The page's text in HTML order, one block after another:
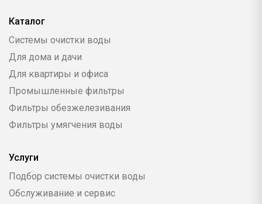
Каталог
Системы очистки воды
Для дома и дачи
Для квартиры и офиса
Промышленные фильтры
Фильтры обезжелезивания
Фильтры умягчения воды
Услуги
Подбор системы очистки воды
Обслуживание и сервис